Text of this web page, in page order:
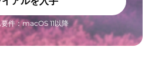
件：macOS 11以降